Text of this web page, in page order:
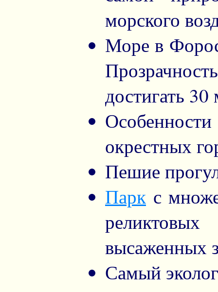
морского
Море в
достигать 30
окрестных
Пешие
Парк с
высаженных
Самый